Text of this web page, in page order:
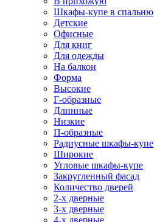
Шкафы-купе в спальню
Детские
Офисные
Для книг
Для одежды
На балкон
Форма
Высокие
Г-образные
Длинные
Низкие
П-образные
Радиусные шкафы-купе
Широкие
Угловые шкафы-купе
Закругленный фасад
Количество дверей
2-х дверные
3-х дверные
4-х дверные